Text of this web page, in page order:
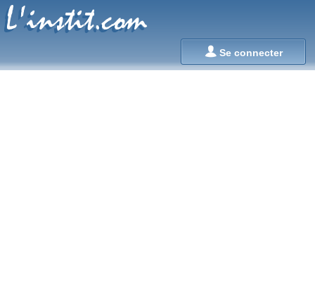
Se connecter
L'instit.com
L'instit.com